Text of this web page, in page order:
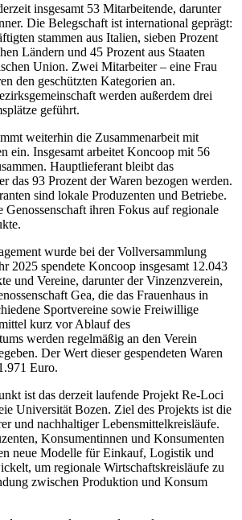
insgesamt 53 Mitarbeitende, darunter
Die Belegschaft ist international geprägt:
stammen aus Italien, sieben Prozent
Ländern und 45 Prozent aus Staaten
Union. Zwei Mitarbeiter – eine Frau
den geschützten Kategorien an.
werden außerdem drei
geführt.
weiterhin die Zusammenarbeit mit
ein. Insgesamt arbeitet Koncoop mit 56
Hauptlieferant bleibt das
das 93 Prozent der Waren bezogen werden.
sind lokale Produzenten und Betriebe.
Genossenschaft ihren Fokus auf regionale
wurde bei der Vollversammlung
2025 spendete Koncoop insgesamt 12.043
und Vereine, darunter der Vinzenzverein,
Gea, die das Frauenhaus in
Sportvereine sowie Freiwillige
kurz vor Ablauf des
werden regelmäßig an den Verein
Der Wert dieser gespendeten Waren
Euro.
ist das derzeit laufende Projekt Re-Loci
Universität Bozen. Ziel des Projekts ist die
und nachhaltiger Lebensmittelkreisläufe.
Konsumentinnen und Konsumenten
neue Modelle für Einkauf, Logistik und
um regionale Wirtschaftskreisläufe zu
zwischen Produktion und Konsum